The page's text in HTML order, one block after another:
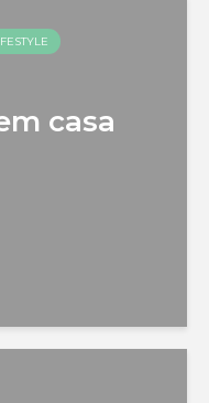
casa